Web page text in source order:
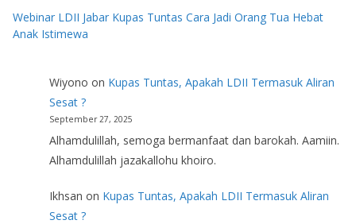
Webinar LDII Jabar Kupas Tuntas Cara Jadi Orang Tua Hebat
Anak Istimewa
Wiyono on Kupas Tuntas, Apakah LDII Termasuk Aliran
Sesat ?
September 27, 2025
Alhamdulillah, semoga bermanfaat dan barokah. Aamiin.
Alhamdulillah jazakallohu khoiro.
Ikhsan on Kupas Tuntas, Apakah LDII Termasuk Aliran
Sesat ?